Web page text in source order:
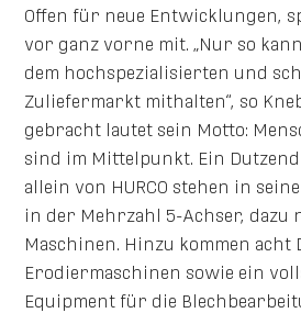
Offen für neue Entwicklungen,
vor ganz vorne mit. „Nur so
dem hochspezialisierten und
Zuliefermarkt mithalten“, so
gebracht lautet sein Motto:
sind im Mittelpunkt. Ein
allein von HURCO stehen in
in der Mehrzahl 5-Achser, dazu
Maschinen. Hinzu kommen acht
Erodiermaschinen sowie ein
Equipment für die